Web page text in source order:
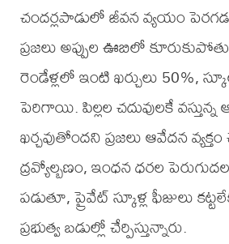
చందర్లపాడులో జీవన వ్యయం
ప్రజలు అప్పుల ఊబిలో
రెండేళ్లలో ఇంటి ఖర్చులు 50%,
పెరిగాయి. పిల్లల చదువులకే
ఖర్చవుతోందని ప్రజలు ఆవేదన వ్యక్తం
ద్రవ్యోల్బణం, ఇంధన ధరల
పడుతూ, ప్రైవేట్ స్కూళ్ల ఫీజులు
ప్రభుత్వ బడుల్లో చేర్పిస్తున్నారు.